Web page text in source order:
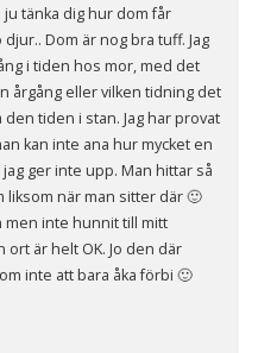
tänka dig hur dom får
Dom är nog bra tuff. Jag
i tiden hos mor, med det
årgång eller vilken tidning det
tiden i stan. Jag har provat
kan inte ana hur mycket en
ger inte upp. Man hittar så
liksom när man sitter där 🙂
men inte hunnit till mitt
ort är helt OK. Jo den där
inte att bara åka förbi 🙂